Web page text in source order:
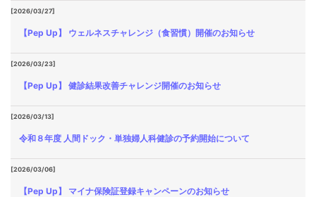
[2026/03/27]
【Pep Up】 ウェルネスチャレンジ（食習慣）開催のお知らせ
[2026/03/23]
【Pep Up】 健診結果改善チャレンジ開催のお知らせ
[2026/03/13]
令和８年度 人間ドック・単独婦人科健診の予約開始について
[2026/03/06]
【Pep Up】 マイナ保険証登録キャンペーンのお知らせ